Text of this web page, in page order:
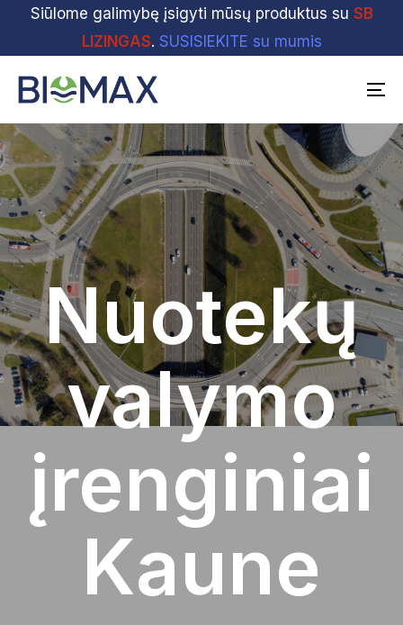
Skip
navigation
Skip
to
content
Siūlome galimybę įsigyti mūsų produktus su SB
LIZINGAS. SUSISIEKITE su mumis
Nuotekų
valymo
įrenginiai
Kaune